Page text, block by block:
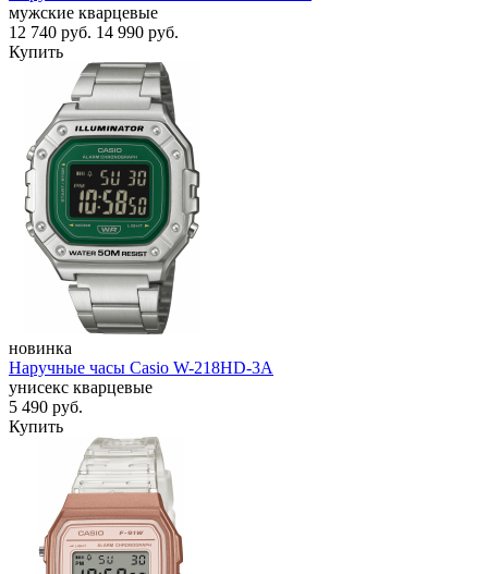
мужские кварцевые
12 740 руб. 14 990 руб.
Купить
новинка
Наручные часы Casio W-218HD-3A
унисекс кварцевые
5 490 руб.
Купить